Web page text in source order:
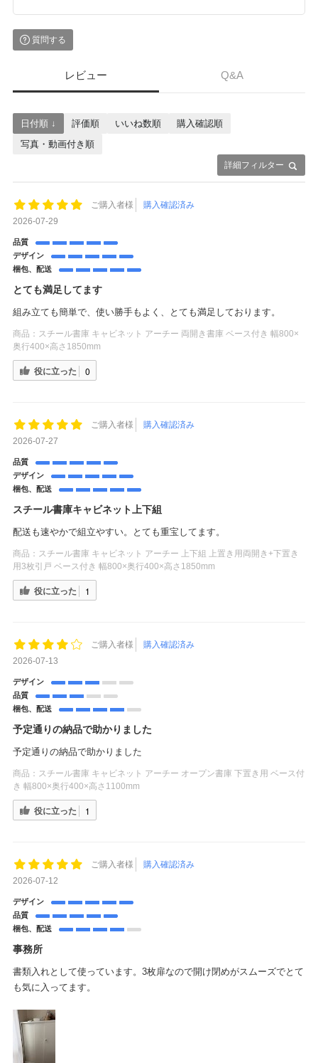
質問する
レビュー Q&A
詳細フィルター
日付順 ↓ 評価順 いいね数順
購入確認順
写真・動画付き順
ご購入者様
購入確認済み
2026-07-29
品質
デザイン
梱包、配送
とても満足してます
組み立ても簡単で、使い勝手もよく、とても満足しております。
商品： スチール書庫 キャビネット アーチー 両開き書庫 ベース付き 幅800×
奥行400×高さ1850mm
役に立った 0
ご購入者様
購入確認済み
2026-07-27
品質
デザイン
梱包、配送
スチール書庫キャビネット上下組
配送も速やかで組立やすい。とても重宝してます。
商品： スチール書庫 キャビネット アーチー 上下組 上置き用両開き+下置き
用3枚引戸 ベース付き 幅800×奥行400×高さ1850mm
役に立った 1
ご購入者様
購入確認済み
2026-07-13
デザイン
品質
梱包、配送
予定通りの納品で助かりました
予定通りの納品で助かりました
商品： スチール書庫 キャビネット アーチー オープン書庫 下置き用 ベース付
き 幅800×奥行400×高さ1100mm
役に立った 1
ご購入者様
購入確認済み
2026-07-12
デザイン
品質
梱包、配送
事務所
書類入れとして使っています。3枚扉なので開け閉めがスムーズでとて
も気に入ってます。